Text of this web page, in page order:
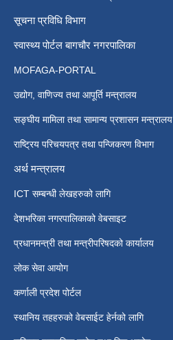
सूचना प्रविधि विभाग
स्वास्थ्य पोर्टल बागचौर नगरपालिका
MOFAGA-PORTAL
उद्योग, वाणिज्य तथा आपूर्ति मन्त्रालय
सङ्घीय मामिला तथा सामान्य प्रशासन मन्त्रालय
राष्ट्रिय परिचयपत्र तथा पन्जिकरण विभाग
अर्थ मन्त्रालय
ICT सम्बन्धी लेखहरुको लागि
देशभरिका नगरपालिकाको वेबसाइट
प्रधानमन्त्री तथा मन्त्रीपरिषदको कार्यालय
लोक सेवा आयोग
कर्णाली प्रदेश पोर्टल
स्थानिय तहहरुको वेबसाईट हेर्नको लागि